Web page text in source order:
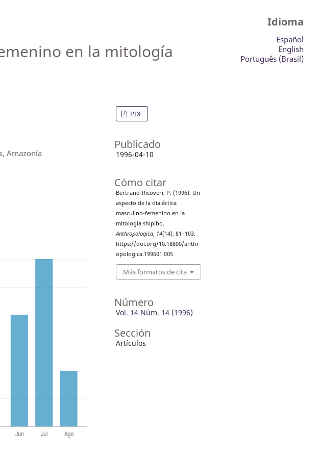
en la mitología
Amazonía
PDF
Publicado
1996-04-10
Cómo citar
Bertrand-Ricoveri, P. (1996). Un
aspecto de la dialéctica
masculino-femenino en la
mitología shipibo.
Anthropologica, 14(14), 81–103.
https://doi.org/10.18800/anthr
opologica.199601.005
Más formatos de cita
Número
Vol. 14 Núm. 14 (1996)
Sección
Artículos
Idioma
Español
English
Português (Brasil)